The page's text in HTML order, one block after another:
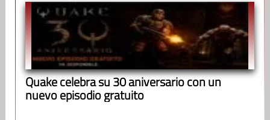
Quake celebra su 30 aniversario con un
nuevo episodio gratuito